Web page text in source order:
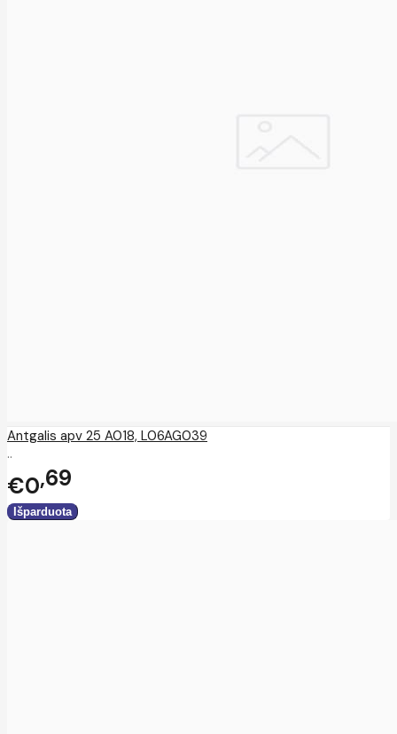
Antgalis apv 25 A018, L06AG039
..
€0 69